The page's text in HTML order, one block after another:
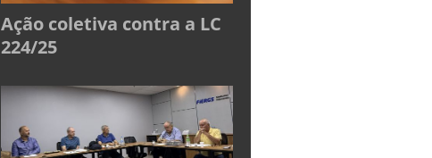
Ação coletiva contra a LC
224/25